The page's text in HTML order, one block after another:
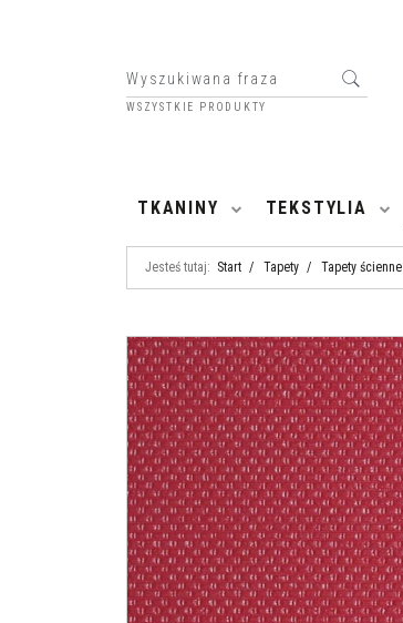
WSZYSTKIE PRODUKTY
TKANINY TEKSTYLIA
Jesteś tutaj: Start / Tapety / Tapety ścienne